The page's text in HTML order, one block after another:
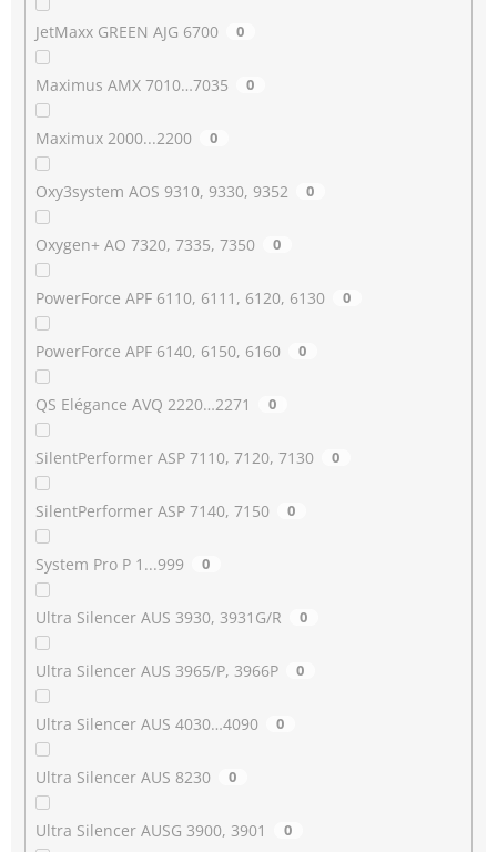
JetMaxx GREEN AJG 6700 0
Maximus AMX 7010…7035 0
Maximux 2000...2200 0
Oxy3system AOS 9310, 9330, 9352 0
Oxygen+ AO 7320, 7335, 7350 0
PowerForce APF 6110, 6111, 6120, 6130 0
PowerForce APF 6140, 6150, 6160 0
QS Elégance AVQ 2220…2271 0
SilentPerformer ASP 7110, 7120, 7130 0
SilentPerformer ASP 7140, 7150 0
System Pro P 1...999 0
Ultra Silencer AUS 3930, 3931G/R 0
Ultra Silencer AUS 3965/P, 3966P 0
Ultra Silencer AUS 4030…4090 0
Ultra Silencer AUS 8230 0
Ultra Silencer AUSG 3900, 3901 0